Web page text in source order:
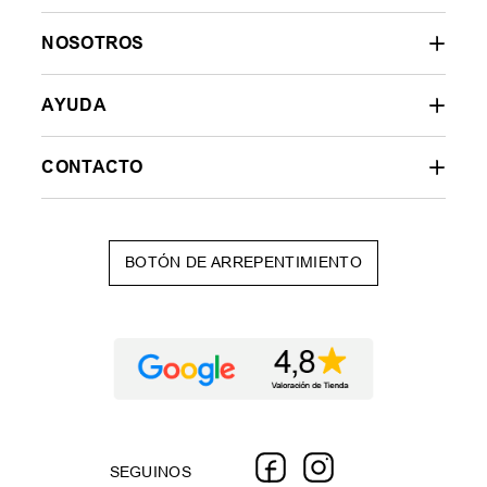
NOSOTROS
AYUDA
CONTACTO
BOTÓN DE ARREPENTIMIENTO
SEGUINOS